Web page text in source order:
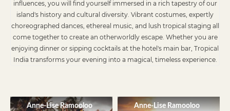
influences, you will find yourself immersed in a rich tapestry of our
island's history and cultural diversity. Vibrant costumes, expertly
choreographed dances, ethereal music, and lush tropical staging all
come together to create an otherworldly escape. Whether you are
enjoying dinner or sipping cocktails at the hotel's main bar, Tropical
India transforms your evening into a magical, timeless experience.
Anne-Lise Ramooloo
Anne-Lise Ramooloo